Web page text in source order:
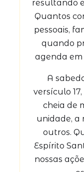
resultando
Quantos
pessoais,
quando
agenda em
A
versículo
cheia de
unidade, a
outros.
Espírito
nossas